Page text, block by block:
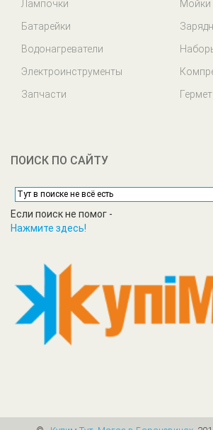
Лампочки
Батарейки
Водонагреватели
Электроинструменты
Запчасти
Мойки
ПОИСК ПО САЙТУ
Если поиск не помог -
Нажмите здесь!